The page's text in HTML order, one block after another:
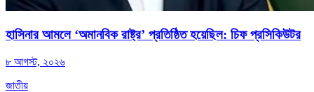
হাসিনার আমলে ‘অমানবিক রাষ্ট্র’ প্রতিষ্ঠিত হয়েছিল: চিফ প্রসিকিউটর
৮ আগস্ট, ২০২৬
জাতীয়